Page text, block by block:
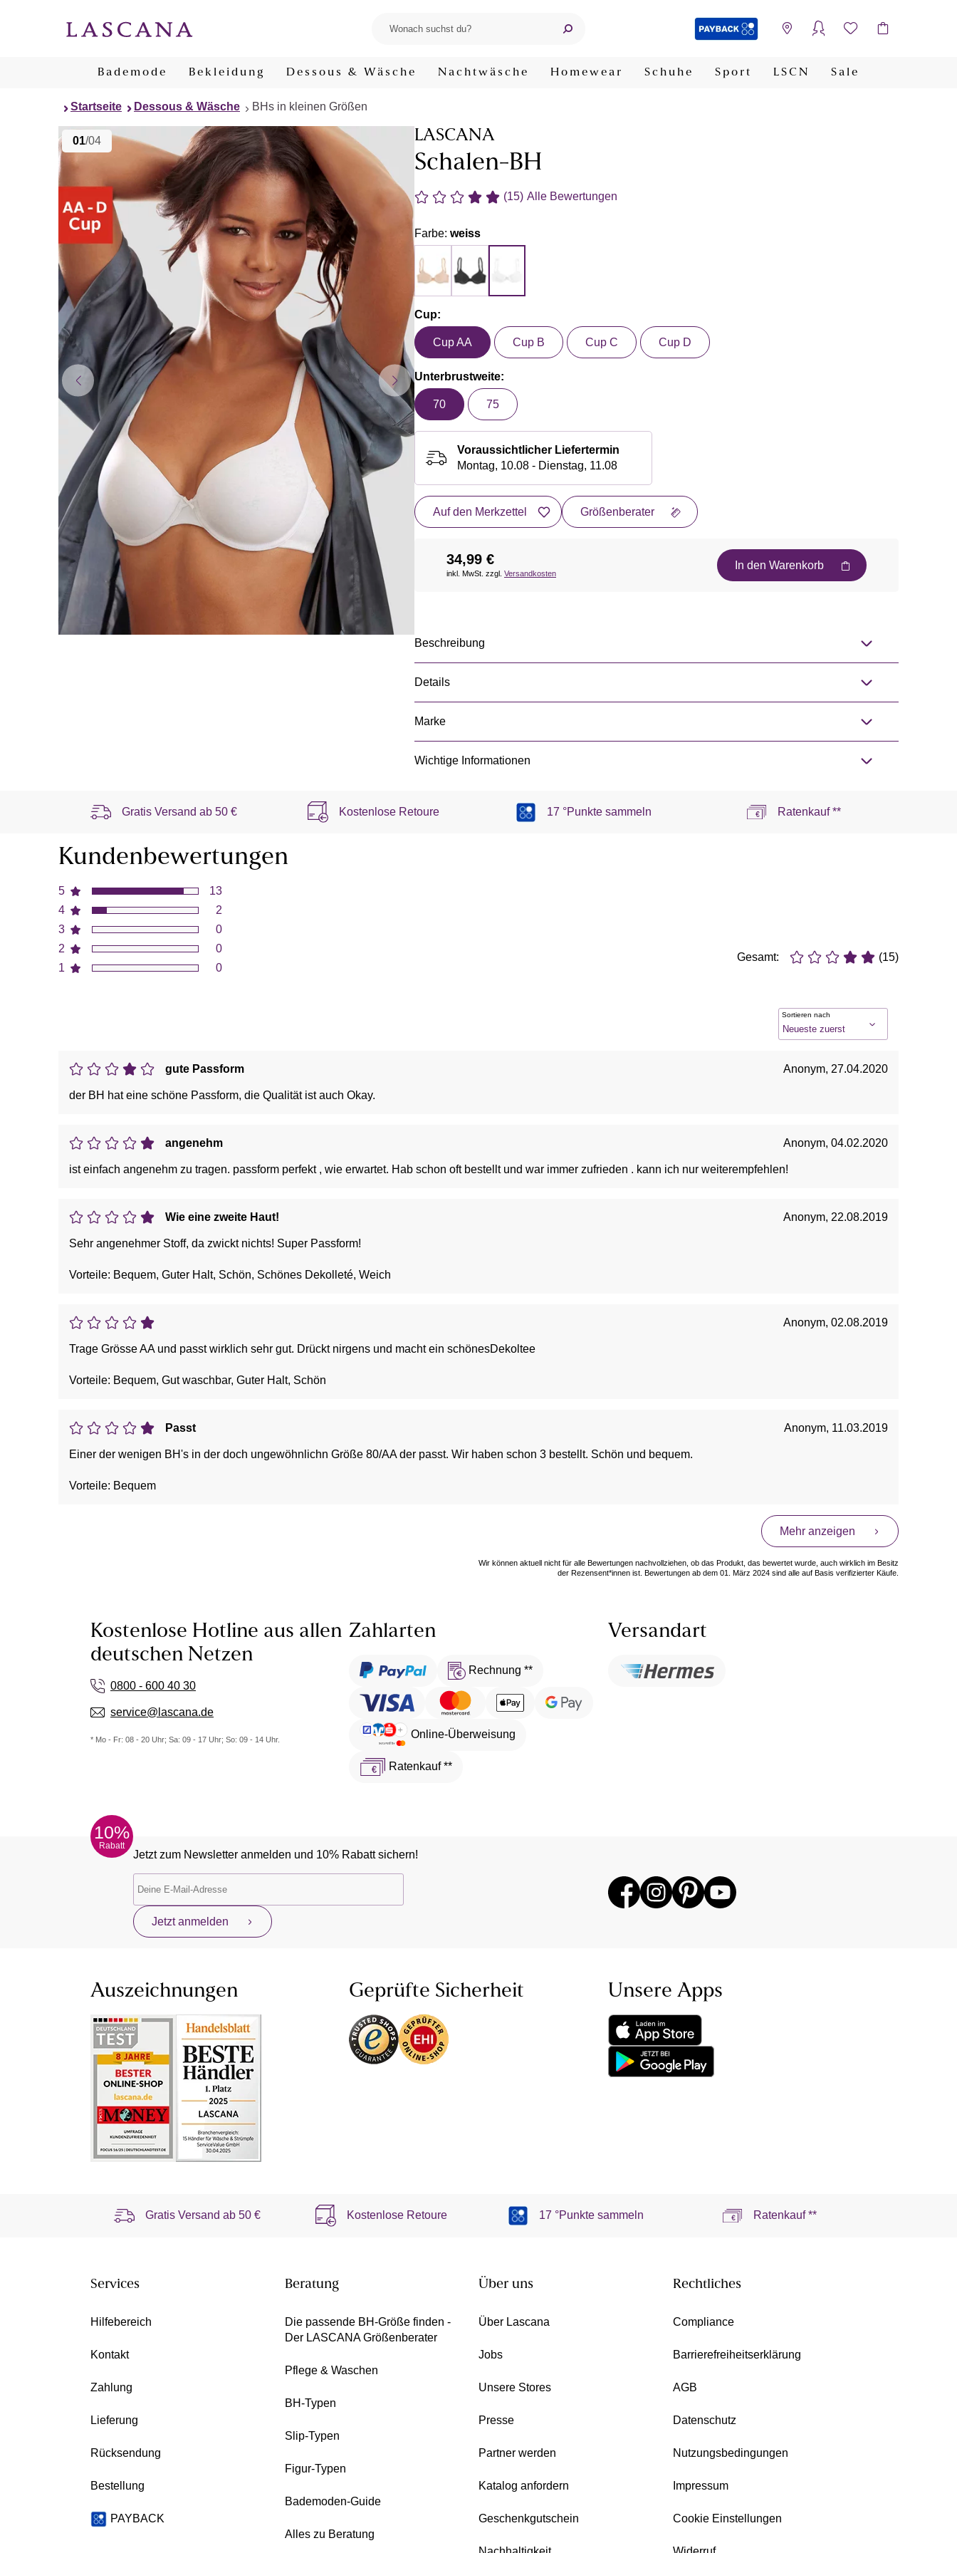
Bademode Bekleidung Dessous & Wäsche Nachtwäsche Homewear Schuhe Sport LSCN Sale
Startseite Dessous & Wäsche BHs in kleinen Größen
01/04 LASCANA
Schalen-BH
(15) Alle Bewertungen
Farbe: weiss
Cup:
Cup AA Cup B Cup C Cup D
Unterbrustweite:
70 75
Voraussichtlicher Liefertermin
Montag, 10.08 - Dienstag, 11.08
Auf den Merkzettel Größenberater
34,99 €
inkl. MwSt. zzgl. Versandkosten
In den Warenkorb
Beschreibung
Details
Marke
Wichtige Informationen
Gratis Versand ab 50 € Kostenlose Retoure 17 °Punkte sammeln Ratenkauf **
Kundenbewertungen
5
4
3
2
1
13
2
0
0
0
Gesamt: (15)
Sortieren nach
gute Passform Anonym, 27.04.2020
der BH hat eine schöne Passform, die Qualität ist auch Okay.
angenehm Anonym, 04.02.2020
ist einfach angenehm zu tragen. passform perfekt , wie erwartet. Hab schon oft bestellt und war immer zufrieden . kann ich nur weiterempfehlen!
Wie eine zweite Haut! Anonym, 22.08.2019
Sehr angenehmer Stoff, da zwickt nichts! Super Passform!
Vorteile: Bequem, Guter Halt, Schön, Schönes Dekolleté, Weich
Anonym, 02.08.2019
Trage Grösse AA und passt wirklich sehr gut. Drückt nirgens und macht ein schönesDekoltee
Vorteile: Bequem, Gut waschbar, Guter Halt, Schön
Passt Anonym, 11.03.2019
Einer der wenigen BH's in der doch ungewöhnlichn Größe 80/AA der passt. Wir haben schon 3 bestellt. Schön und bequem.
Vorteile: Bequem
Mehr anzeigen
Wir können aktuell nicht für alle Bewertungen nachvollziehen, ob das Produkt, das bewertet wurde, auch wirklich im Besitz
der Rezensent*innen ist. Bewertungen ab dem 01. März 2024 sind alle auf Basis verifizierter Käufe.
Kostenlose Hotline aus allen
deutschen Netzen
0800 - 600 40 30
service@lascana.de
* Mo - Fr: 08 - 20 Uhr; Sa: 09 - 17 Uhr; So: 09 - 14 Uhr.
Zahlarten
Rechnung **
Online-Überweisung
Ratenkauf **
Versandart
10%
Rabatt
Jetzt zum Newsletter anmelden und 10% Rabatt sichern!
Jetzt anmelden
Auszeichnungen Geprüfte Sicherheit Unsere Apps
Gratis Versand ab50 € Kostenlose Retoure 17 °Punkte sammeln Ratenkauf **
Services
Hilfebereich
Kontakt
Zahlung
Lieferung
Rücksendung
Bestellung
PAYBACK
Beratung
Die passende BH-Größe finden -
Der LASCANA Größenberater
Pflege & Waschen
BH-Typen
Slip-Typen
Figur-Typen
Bademoden-Guide
Alles zu Beratung
Über uns
Über Lascana
Jobs
Unsere Stores
Presse
Partner werden
Katalog anfordern
Geschenkgutschein
Rechtliches
Compliance
Barrierefreiheitserklärung
AGB
Datenschutz
Nutzungsbedingungen
Impressum
Cookie Einstellungen